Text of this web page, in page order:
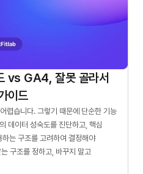
vs GA4, 잘못 골라서
이드
렵습니다. 그렇기 때문에 단순한 기능
데이터 성숙도를 진단하고, 핵심
는 구조를 고려하여 결정해야
구조를 정하고, 바꾸지 말고